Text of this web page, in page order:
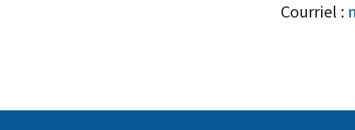
Courriel :